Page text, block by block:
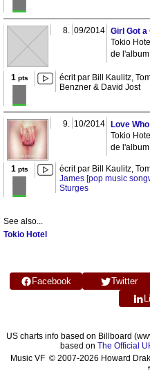
8. 09/2014 Girl Got a
Tokio Hotel
de l'album
1 pts écrit par Bill Kaulitz,
Benzner & David Jost
9. 10/2014
Love
Tokio Hotel
de l'album
1 pts écrit par Bill Kaulitz,
James [pop music
Sturges
See also...
Tokio Hotel
Facebook Twitter
US charts info based on Billboard
based on The Official
Music VF © 2007-2026 Howard